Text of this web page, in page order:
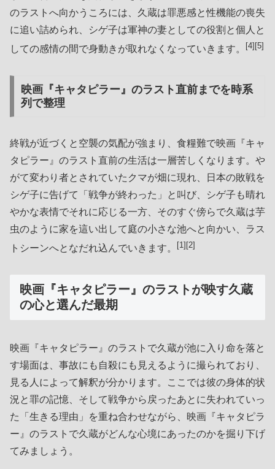
のラストへ向かうころには、久蔵は罪悪感と性機能の喪失
に追い詰められ、シゲ子は軍神の妻としての役割と個人と
しての感情の間で身動きが取れなくなっていきます。
[4][5]
映画『キャタピラー』のラスト直前までを時系
列で整理
終戦が近づくと空襲の気配が強まり、食糧難で映画『キャ
タピラー』のラスト直前の生活は一層苦しくなります。や
がて変わり者とされていたクマが畑に現れ、日本の敗戦を
シゲ子に告げて「戦争が終わった」と叫び、シゲ子も晴れ
やかな表情でそれに応じる一方、そのすぐ傍らで久蔵は芋
虫のように家を這い出して庭の小さな池へと向かい、ラス
トシーンへとなだれ込んでいきます。
[1][2]
映画『キャタピラー』のラストが映す久蔵
の心と選んだ最期
映画『キャタピラー』のラストで久蔵が池に入り命を落と
す場面は、事故にも自殺にも見えるように撮られており、
見る人によって解釈が分かります。ここでは彼の身体的状
況と罪の記憶、そして戦争から戻ったあとに失われていっ
た「生きる理由」を重ね合わせながら、映画『キャタピラ
ー』のラストで久蔵がどんな心境にあったのかを掘り下げ
てみましょう。